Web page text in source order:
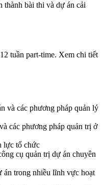
thành bài thi và dự án cải
tuần part-time. Xem chi tiết
và các phương pháp quản lý
các phương pháp quản trị ở
lực tổ chức
cụ quản trị dự án chuyên
trong nhiều lĩnh vực hoạt